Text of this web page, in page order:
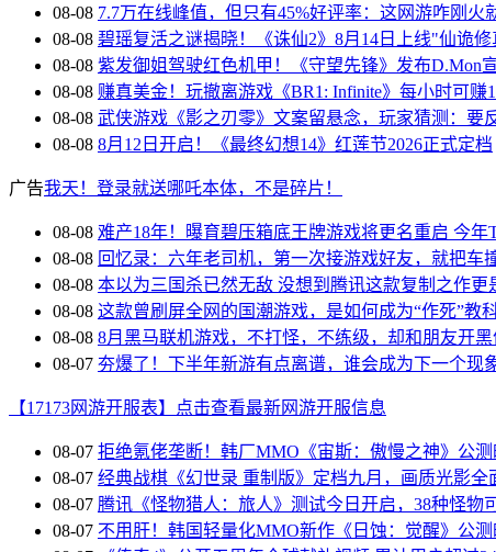
08-08 7.7万在线峰值，但只有45%好评率：这网游咋刚火
08-08 碧瑶复活之谜揭晓！《诛仙2》8月14日上线"仙诡修
08-08 紫发御姐驾驶红色机甲！《守望先锋》发布D.Mon
08-08 赚真美金！玩撤离游戏《BR1: Infinite》每小时可赚
08-08 武侠游戏《影之刃零》文案留悬念，玩家猜测：要
08-08 8月12日开启！《最终幻想14》红莲节2026正式定档
广告我天！登录就送哪吒本体，不是碎片！
08-08 难产18年！曝育碧压箱底王牌游戏将更名重启 今年
08-08 回忆录：六年老司机，第一次接游戏好友，就把车
08-08 本以为三国杀已然无敌 没想到腾讯这款复制之作更
08-08 这款曾刷屏全网的国潮游戏，是如何成为“作死”教科
08-08 8月黑马联机游戏，不打怪，不练级，却和朋友开
08-07 夯爆了！下半年新游有点离谱，谁会成为下一个现
【17173网游开服表】点击查看最新网游开服信息
08-07 拒绝氪佬垄断！韩厂MMO《宙斯：傲慢之神》公测
08-07 经典战棋《幻世录 重制版》定档九月，画质光影全
08-07 腾讯《怪物猎人：旅人》测试今日开启，38种怪物
08-07 不用肝！韩国轻量化MMO新作《日蚀：觉醒》公